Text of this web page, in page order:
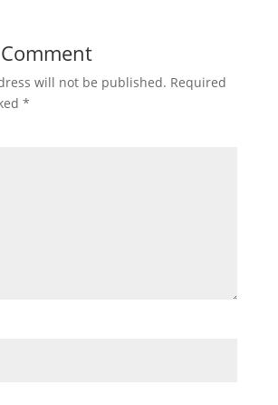
will not be published. Required
*